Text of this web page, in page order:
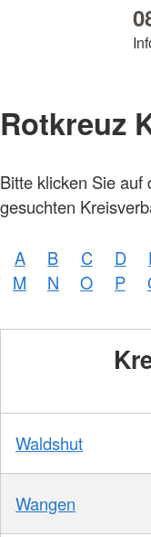
Rotkreuz
Bitte klicken Sie auf
gesuchten
A B C D
M
N O P
Waldshut
Wangen